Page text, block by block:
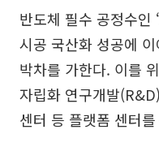
반도체 필수 공정수인
시공 국산화 성공에
박차를 가한다. 이를
자립화 연구개발
센터 등 플랫폼 센터